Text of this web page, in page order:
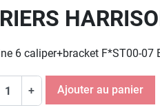
6 caliper+bracket F*ST00-07
+ Ajouter au panier